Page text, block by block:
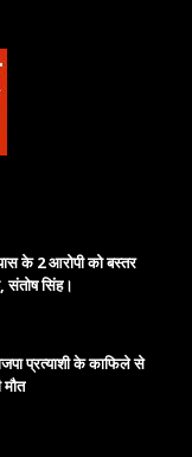
के 2 आरोपी को बस्तर
संतोष सिंह।
प्रत्याशी के काफिले से